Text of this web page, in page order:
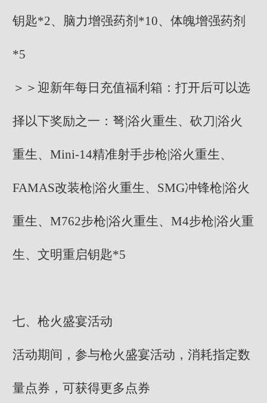
钥匙*2、脑力增强药剂*10、体魄增强药剂
*5
＞＞迎新年每日充值福利箱：打开后可以选
择以下奖励之一：弩|浴火重生、砍刀|浴火
重生、Mini-14精准射手步枪|浴火重生、
FAMAS改装枪|浴火重生、SMG冲锋枪|浴火
重生、M762步枪|浴火重生、M4步枪|浴火重
生、文明重启钥匙*5
七、枪火盛宴活动
活动期间，参与枪火盛宴活动，消耗指定数
量点券，可获得更多点券